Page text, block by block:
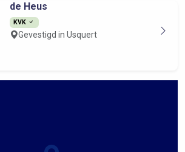
de Heus
KVK
Gevestigd in Usquert